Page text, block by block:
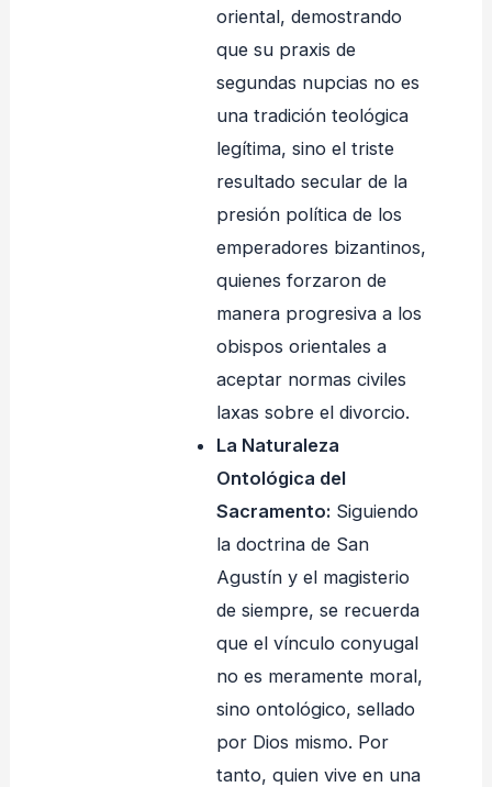
oriental, demostrando
que su praxis de
segundas nupcias no es
una tradición teológica
legítima, sino el triste
resultado secular de la
presión política de los
emperadores bizantinos,
quienes forzaron de
manera progresiva a los
obispos orientales a
aceptar normas civiles
laxas sobre el divorcio.
La Naturaleza
Ontológica del
Sacramento: Siguiendo
la doctrina de San
Agustín y el magisterio
de siempre, se recuerda
que el vínculo conyugal
no es meramente moral,
sino ontológico, sellado
por Dios mismo. Por
tanto, quien vive en una